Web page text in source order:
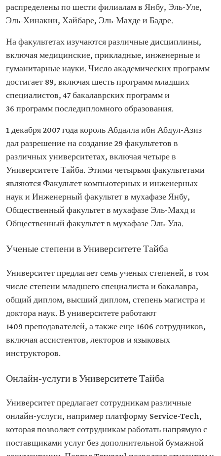
распределены по шести филиалам в Янбу, Эль-Уле,
Эль-Хинакии, Хайбаре, Эль-Махде и Бадре.
На факультетах изучаются различные дисциплины,
включая медицинские, прикладные, инженерные и
гуманитарные науки. Число академических программ
достигает 89, включая шесть программ младших
специалистов, 47 бакалаврских программ и
36 программ последипломного образования.
1 декабря 2007 года король Абдалла ибн Абдул-Азиз
дал разрешение на создание 29 факультетов в
различных университетах, включая четыре в
Университете Тайба. Этими четырьмя факультетами
являются Факультет компьютерных и инженерных
наук и Инженерный факультет в мухафазе Янбу,
Общественный факультет в мухафазе Эль-Махд и
Общественный факультет в мухафазе Эль-Ула.
Ученые степени в Университете Тайба
Университет предлагает семь ученых степеней, в том
числе степени младшего специалиста и бакалавра,
общий диплом, высший диплом, степень магистра и
доктора наук. В университете работают
1409 преподавателей, а также еще 1606 сотрудников,
включая ассистентов, лекторов и языковых
инструкторов.
Онлайн-услуги в Университете Тайба
Университет предлагает сотрудникам различные
онлайн-услуги, например платформу Service-Tech,
которая позволяет сотрудникам работать напрямую с
поставщиками услуг без дополнительной бумажной